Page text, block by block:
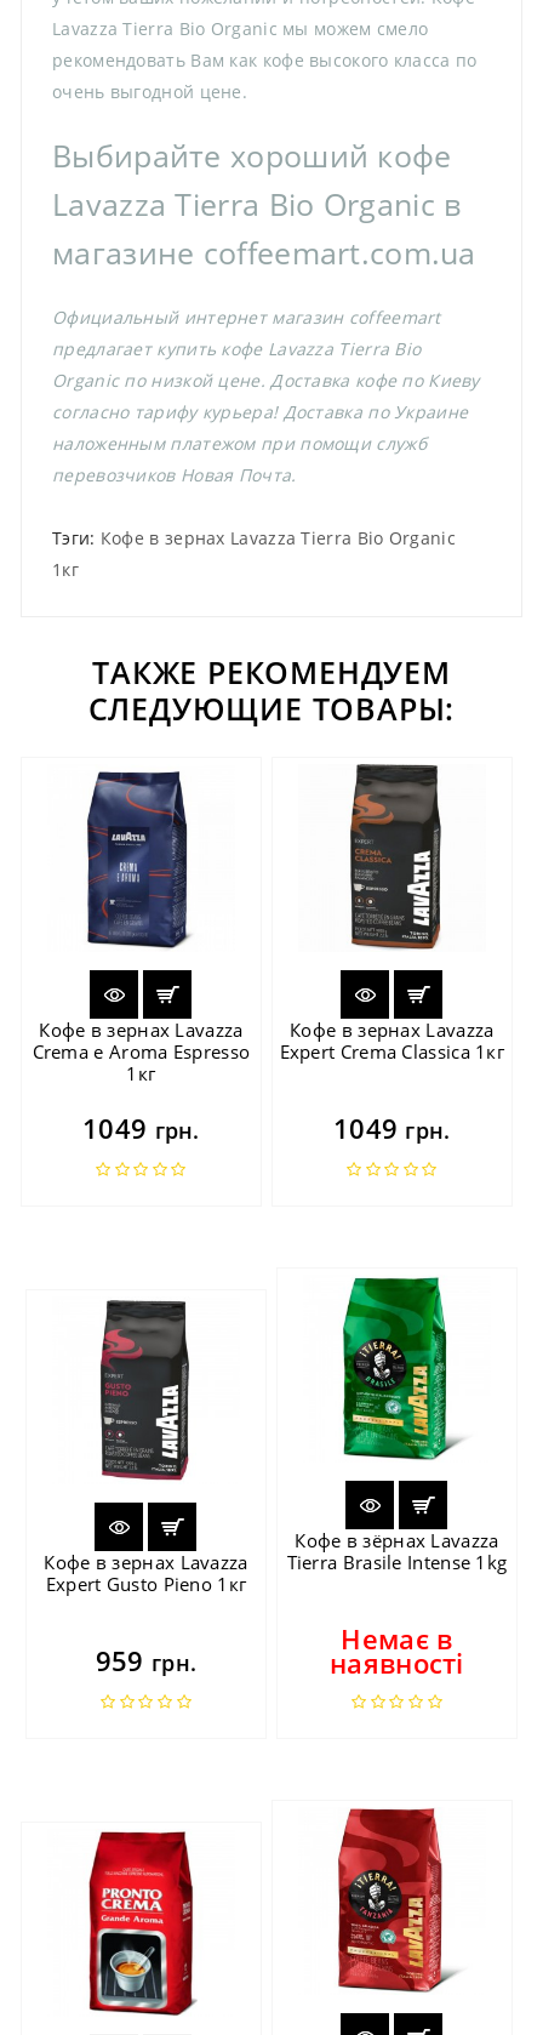
Lavazza Tierra Bio Organic мы можем смело
рекомендовать Вам как кофе высокого класса по
очень выгодной цене.
Выбирайте хороший кофе
Lavazza Tierra Bio Organic в
магазине coffeemart.com.ua
Официальный интернет магазин coffeemart
предлагает купить кофе Lavazza Tierra Bio
Organic по низкой цене. Доставка кофе по Киеву
согласно тарифу курьера! Доставка по Украине
наложенным платежом при помощи служб
перевозчиков Новая Почта.
Тэги: Кофе в зернах Lavazza Tierra Bio Organic
1кг
ТАКЖЕ РЕКОМЕНДУЕМ
СЛЕДУЮЩИЕ ТОВАРЫ:
Кофе в зернах Lavazza
Crema e Aroma Espresso
1кг
1049 грн.
Кофе в зернах Lavazza
Expert Crema Classica 1кг
1049 грн.
Кофе в зернах Lavazza
Expert Gusto Pieno 1кг
959 грн.
Кофе в зёрнах Lavazza
Tierra Brasile Intense 1kg
Немає в
наявності